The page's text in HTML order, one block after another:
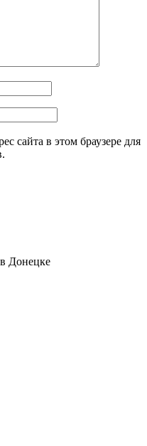
сайта в этом браузере для
Донецке